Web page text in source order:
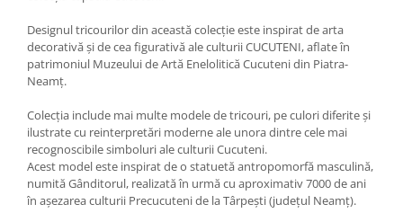
Designul tricourilor din această colecție este inspirat de arta
decorativă și de cea figurativă ale culturii CUCUTENI, aflate în
patrimoniul Muzeului de Artă Enelolitică Cucuteni din Piatra-
Neamț.
Colecția include mai multe modele de tricouri, pe culori diferite și
ilustrate cu reinterpretări moderne ale unora dintre cele mai
recognoscibile simboluri ale culturii Cucuteni.
Acest model este inspirat de o statuetă antropomorfă masculină,
numită Gânditorul, realizată în urmă cu aproximativ 7000 de ani
în așezarea culturii Precucuteni de la Târpești (județul Neamț).